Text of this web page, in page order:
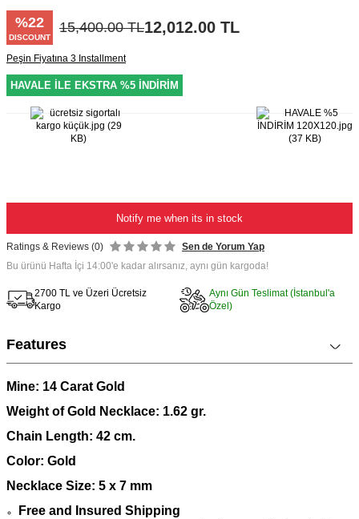
%22
DISCOUNT
15,400.00TL12,012.00 TL
Peşin Fiyatına 3 Installment
HAVALE İLE EKSTRA %5 İNDİRİM
Notify me when its in stock
Ratings & Reviews (0)
Sen de Yorum Yap
Bu ürünü Hafta İçi 14:00'e kadar alırsanız, aynı gün kargoda!
2700 TL ve Üzeri Ücretsiz
Kargo
Aynı Gün Teslimat (İstanbul'a
Özel)
Features
Mine: 14 Carat Gold
Weight of Gold Necklace: 1.62 gr.
Chain Length: 42 cm.
Color: Gold
Necklace Size: 5 x 7 mm
Free and Insured Shipping